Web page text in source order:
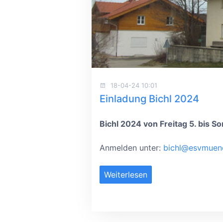
18-04-24 10:01
Einladung Bichl 2024
Bichl 2024 von Freitag 5. bis
Anmelden unter:
Weiterlesen